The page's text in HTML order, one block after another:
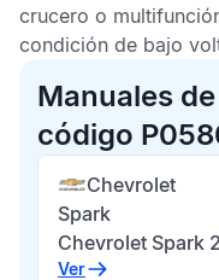
crucero o
condición de bajo
Manuales
código
Chevrolet
Spark
Chevrolet Spark
Ver